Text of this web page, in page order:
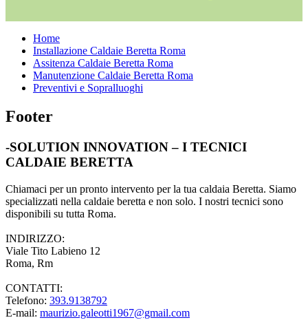
Home
Installazione Caldaie Beretta Roma
Assitenza Caldaie Beretta Roma
Manutenzione Caldaie Beretta Roma
Preventivi e Sopralluoghi
Footer
-SOLUTION INNOVATION – I TECNICI
CALDAIE BERETTA
Chiamaci per un pronto intervento per la tua caldaia Beretta. Siamo
specializzati nella caldaie beretta e non solo. I nostri tecnici sono
disponibili su tutta Roma.
INDIRIZZO:
Viale Tito Labieno 12
Roma, Rm
CONTATTI:
Telefono: 393.9138792
E-mail: maurizio.galeotti1967@gmail.com